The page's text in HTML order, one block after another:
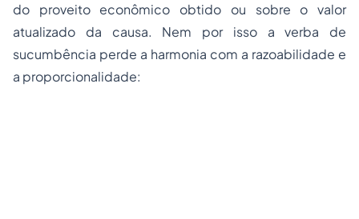
do proveito econômico obtido ou sobre o valor
atualizado da causa. Nem por isso a verba de
sucumbência perde a harmonia com a razoabilidade e
a proporcionalidade: